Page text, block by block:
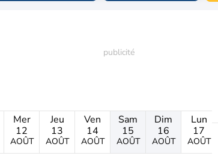
Mer
12
AOÛT
Jeu
13
AOÛT
Ven
14
AOÛT
Sam
15
AOÛT
Dim
16
AOÛT
Lun
17
AOÛT